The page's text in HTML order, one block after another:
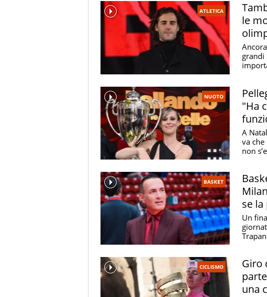
ATLETICA
le
grandi
NUOTO
"Ha
A
va
non
BASKET
se
Un
CICLISMO
Giro
una